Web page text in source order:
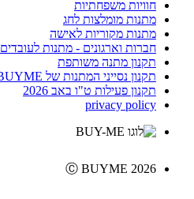
חוויות משפחתיות
מתנות מומלצות לחג
מתנות מקוריות לאישה
חברות וארגונים - מתנות לעובדים
תקנון מתנה משותפת
תקנון נסייני המתנות של BUYME
תקנון פעילות ט"ו באב 2026
privacy policy
Ⓒ BUYME 2026